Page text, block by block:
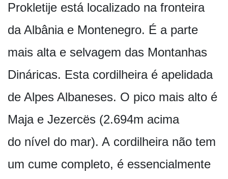
Prokletije está localizado na fronteira
da Albânia e Montenegro. É a parte
mais alta e selvagem das Montanhas
Dináricas. Esta cordilheira é apelidada
de Alpes Albaneses. O pico mais alto é
Maja e Jezercës (2.694m acima
do nível do mar). A cordilheira não tem
um cume completo, é essencialmente